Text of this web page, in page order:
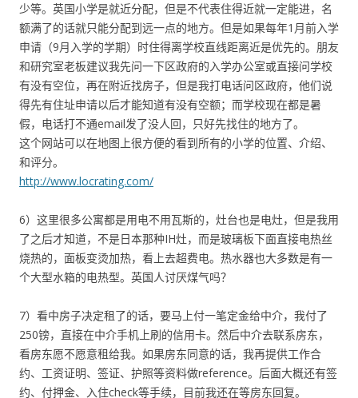
少等。英国小学是就近分配，但是不代表住得近就一定能进，名
额满了的话就只能分配到远一点的地方。但是如果每年1月前入学
申请（9月入学的学期）时住得离学校直线距离近是优先的。朋友
和研究室老板建议我先问一下区政府的入学办公室或直接问学校
有没有空位，再在附近找房子，但是我打电话问区政府，他们说
得先有住址申请以后才能知道有没有空额；而学校现在都是暑
假，电话打不通email发了没人回，只好先找住的地方了。
这个网站可以在地图上很方便的看到所有的小学的位置、介绍、
和评分。
http://www.locrating.com/
6）这里很多公寓都是用电不用瓦斯的，灶台也是电灶，但是我用
了之后才知道，不是日本那种IH灶，而是玻璃板下面直接电热丝
烧热的，面板变烫加热，看上去超费电。热水器也大多数是有一
个大型水箱的电热型。英国人讨厌煤气吗？
7）看中房子决定租了的话，要马上付一笔定金给中介，我付了
250镑，直接在中介手机上刷的信用卡。然后中介去联系房东，
看房东愿不愿意租给我。如果房东同意的话，我再提供工作合
约、工资证明、签证、护照等资料做reference。后面大概还有签
约、付押金、入住check等手续，目前我还在等房东回复。